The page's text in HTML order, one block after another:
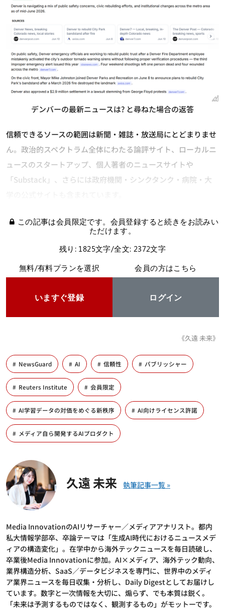
デンバーの最新ニュースは? と尋ねた場合の返答
信頼できるソースの範囲は新聞・雑誌・放送局にとどまりませ
ん。政治的スペクトラム全体にわたる論評サイト、ローカルニ
ュースのスタートアップ、個人著者のニュースサイトや
「Substack」、さらには政府機関・シンクタンク・病院・大
この記事は会員限定です。会員登録すると続きをお読みい
ただけます。
残り: 1825文字/全文: 2372文字
無料/有料プランを選択
いますぐ登録
会員の方はこちら
ログイン
《久遠 未来》
NewsGuard AI 信頼性 パブリッシャー
Reuters Institute 会員限定
AI学習データの対価をめぐる新秩序 AI向けライセンス許諾
メディア自ら開発するAIプロダクト
久遠 未来
Media InnovationのAIリサーチャー／メディアアナリスト。都内
私大情報学部卒、卒論テーマは「生成AI時代におけるニュースメデ
ィアの構造変化」。在学中から海外テックニュースを毎日読破し、
卒業後Media Innovationに参加。AI×メディア、海外テック動向、
業界構造分析、SaaS／データビジネスを専門に、世界中のメディ
ア業界ニュースを毎日収集・分析し、Daily Digestとしてお届けし
ています。数字と一次情報を大切に、煽らず、でも本質は鋭く。
「未来は予測するものではなく、観測するもの」がモットーです。